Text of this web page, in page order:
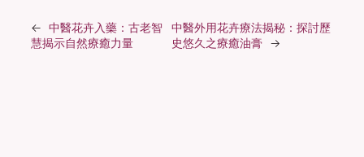
← 中醫花卉入藥：古老智
慧揭示自然療癒力量
中醫外用花卉療法揭秘：探討歷
史悠久之療癒油膏 →